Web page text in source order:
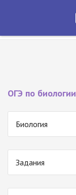
ОГЭ по
Биология
Задания